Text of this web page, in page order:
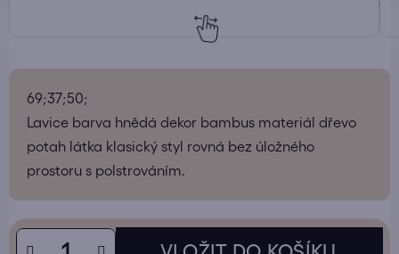
69;37;50;
Lavice barva hnědá dekor bambus materiál dřevo
potah látka klasický styl rovná bez úložného
prostoru s polstrováním.